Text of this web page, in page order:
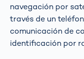
navegación por
través de un
comunicación de
identificación por